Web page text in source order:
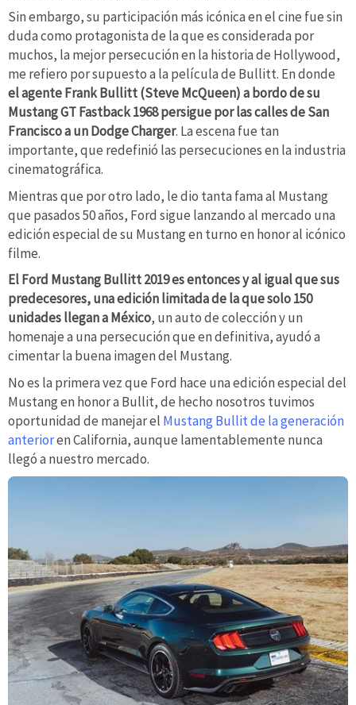
Sin embargo, su participación más icónica en el cine fue sin
duda como protagonista de la que es considerada por
muchos, la mejor persecución en la historia de Hollywood,
me refiero por supuesto a la película de Bullitt. En donde
el agente Frank Bullitt (Steve McQueen) a bordo de su
Mustang GT Fastback 1968 persigue por las calles de San
Francisco a un Dodge Charger. La escena fue tan
importante, que redefinió las persecuciones en la industria
cinematográfica.
Mientras que por otro lado, le dio tanta fama al Mustang
que pasados 50 años, Ford sigue lanzando al mercado una
edición especial de su Mustang en turno en honor al icónico
filme.
El Ford Mustang Bullitt 2019 es entonces y al igual que sus
predecesores, una edición limitada de la que solo 150
unidades llegan a México, un auto de colección y un
homenaje a una persecución que en definitiva, ayudó a
cimentar la buena imagen del Mustang.
No es la primera vez que Ford hace una edición especial del
Mustang en honor a Bullit, de hecho nosotros tuvimos
oportunidad de manejar el Mustang Bullit de la generación
anterioren California, aunque lamentablemente nunca
llegó a nuestro mercado.